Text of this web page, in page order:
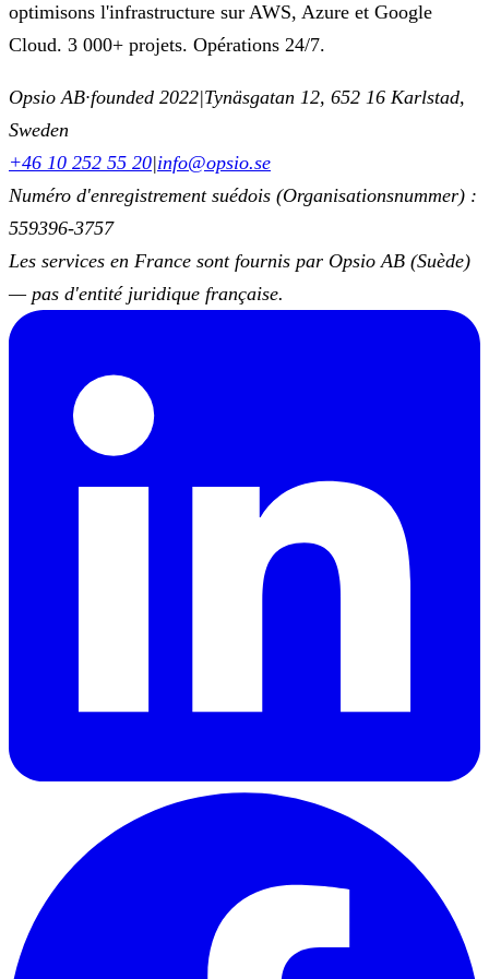
optimisons l'infrastructure sur AWS, Azure et Google
Cloud. 3 000+ projets. Opérations 24/7.
Opsio AB·founded 2022|Tynäsgatan 12, 652 16 Karlstad,
Sweden
+46 10 252 55 20|info@opsio.se
Numéro d'enregistrement suédois (Organisationsnummer) :
559396-3757
Les services en France sont fournis par Opsio AB (Suède)
— pas d'entité juridique française.